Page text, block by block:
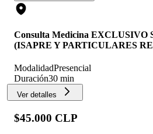
Consulta Medicina EXCLUSIVO
(ISAPRE Y PARTICULARES
ModalidadPresencial
Duración30 min
Ver detalles
$45.000 CLP